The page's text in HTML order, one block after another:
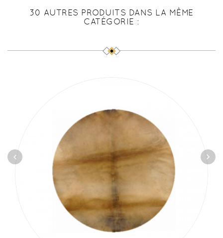
30 AUTRES PRODUITS DANS LA MÊME
CATÉGORIE :